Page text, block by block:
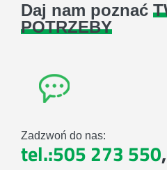
Daj nam poznać
POTRZEBY
Zadzwoń do nas:
tel.:505 273 550,